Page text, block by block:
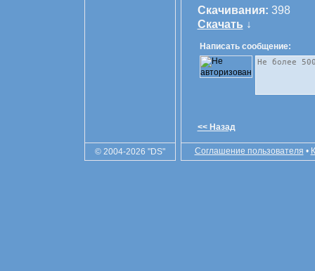
Скачивания: 398
Скачать ↓
Написать сообщение:
<< Назад
© 2004-2026 "DS" Соглашение пользователя •